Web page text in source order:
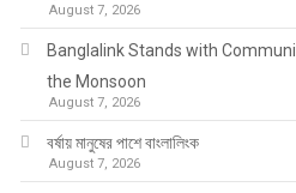
August 7, 2026
Banglalink Stands with
the Monsoon
August 7, 2026
বর্ষায় মানুষের পাশে বাংলালিংক
August 7, 2026